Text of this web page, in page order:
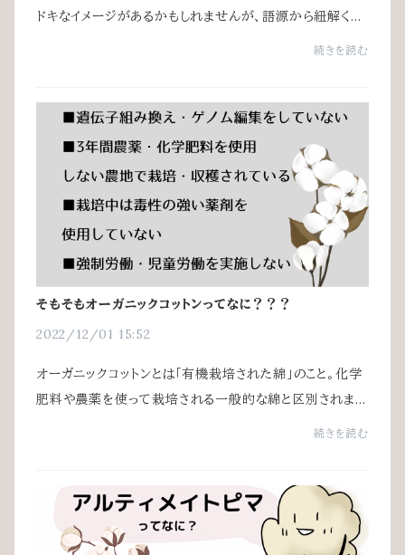
ドキなイメージがあるかもしれませんが、語源から紐解くと
スマートさからは程遠いことが分かります。スタイリッシュ
続きを読む
そもそもオーガニックコットンってなに？？？
2022/12/01 15:52
オーガニックコットンとは「有機栽培された綿」のこと。化学
肥料や農薬を使って栽培される一般的な綿と区別されま
す。そしてその認証を得るためには厳しい基準をクリアしな
続きを読む